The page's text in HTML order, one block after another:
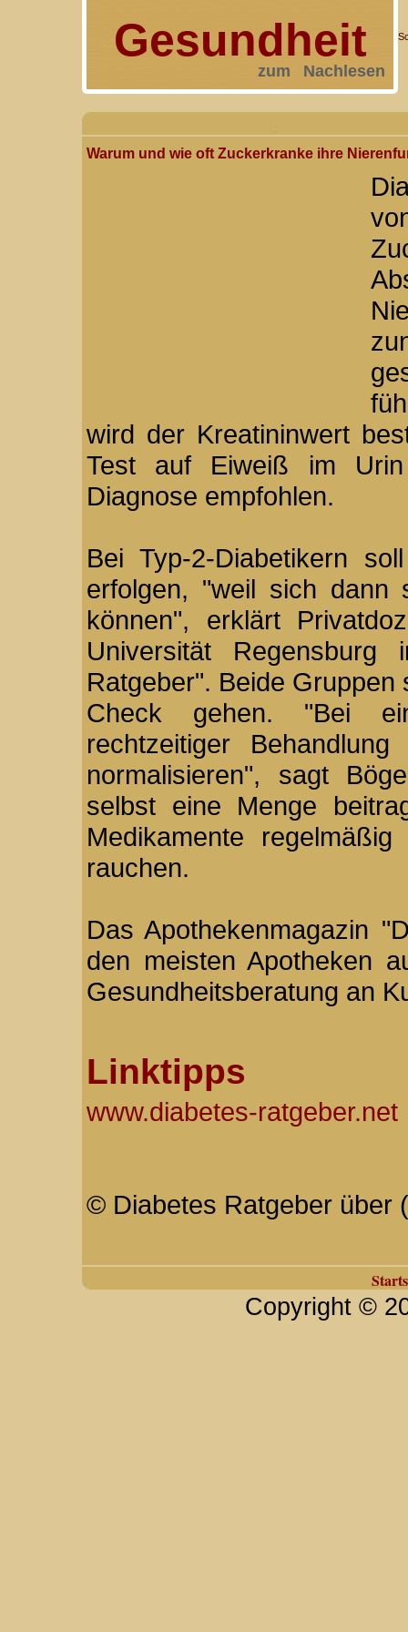
Gesundheit
zum Nachlesen
Warum und wie oft Zuckerkranke ihre
wird der Kreatininwert
Test auf Eiweiß im
Diagnose empfohlen.
Bei Typ-2-Diabetikern
erfolgen, "weil sich dann
können", erklärt
Universität Regensburg
Ratgeber". Beide
Check gehen. "Bei
rechtzeitiger
normalisieren", sagt
selbst eine Menge
Medikamente
rauchen.
Das Apothekenmagazin
den meisten Apotheken
Gesundheitsberatung an
Linktipps
www.diabetes-ratgeber.net
© Diabetes Ratgeber über
Copyright ©